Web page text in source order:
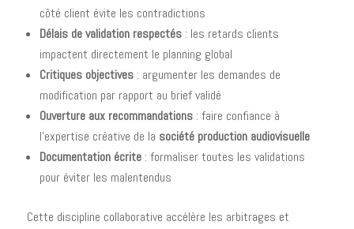
côté client évite les contradictions
Délais de validation respectés: les retards clients
impactent directement le planning global
Critiques objectives: argumenter les demandes de
modification par rapport au brief validé
Ouverture aux recommandations: faire confiance à
l'expertise créative de la société production audiovisuelle
Documentation écrite: formaliser toutes les validations
pour éviter les malentendus
Cette discipline collaborative accélère les arbitrages et